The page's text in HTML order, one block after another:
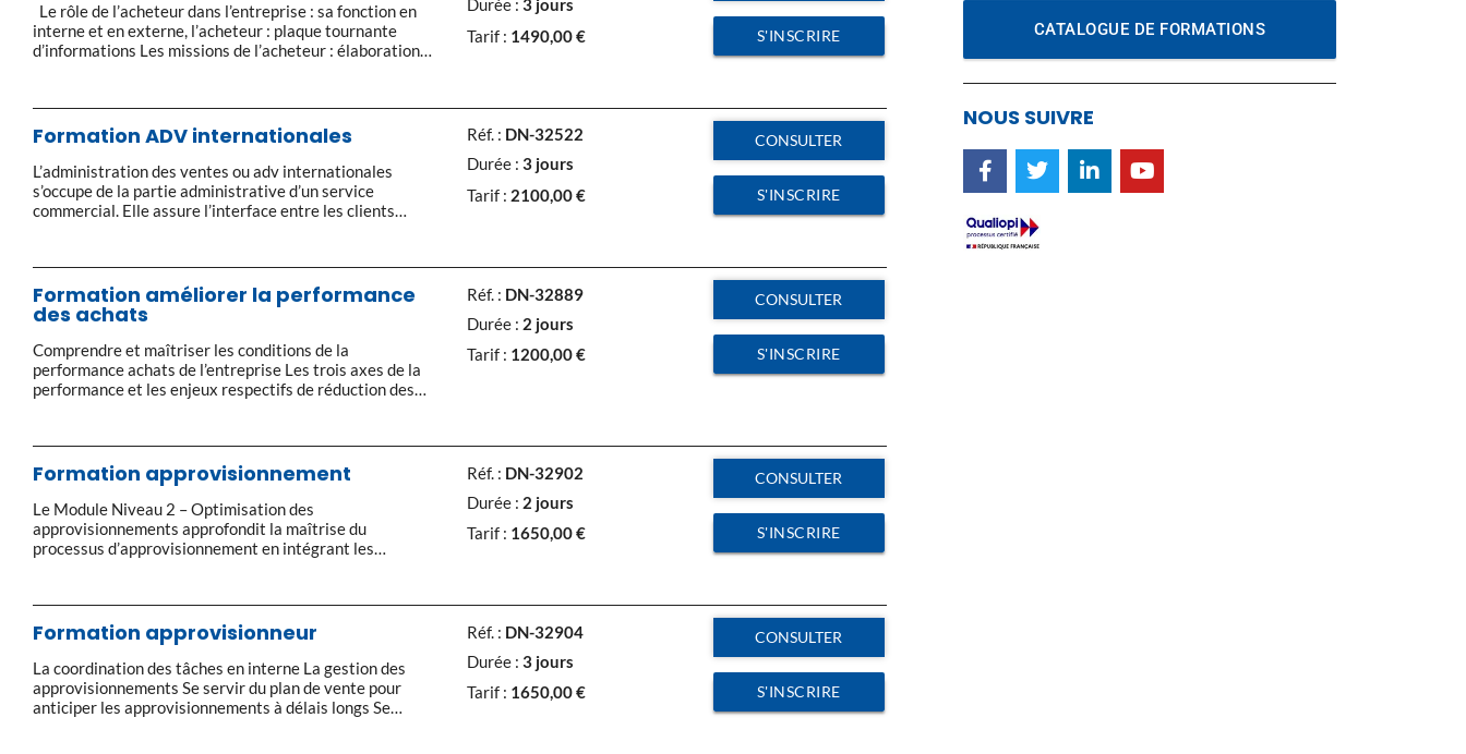
Le rôle de l’acheteur dans l’entreprise : sa fonction en
interne et en externe, l’acheteur : plaque tournante
d’informations Les missions de l’acheteur : élaboration
mondialisation, pratique du marketing achats : études
de marché et sources d’informations, segmentation
produits/fournisseurs, priorisation, marché de
référence, élaboration […]
Durée :3 jours
Tarif : 1490,00€ S'INSCRIRE
Formation ADV internationales
L’administration des ventes ou adv internationales
s’occupe de la partie administrative d’un service
commercial. Elle assure l’interface entre les clients
règlement), veille au suivi logistique et techniques des
ventes et à la bonne tenue des stocks. Les Incoterms :
que précisent […]
Réf. : DN-32522
Durée :3 jours
Tarif : 2100,00€
CONSULTER
S'INSCRIRE
Formation améliorer la performance
des achats
Comprendre et maîtriser les conditions de la
performance achats de l’entreprise Les trois axes de la
performance et les enjeux respectifs de réduction des
Quelles ressources humaines ? Les compétences clés
des acheteurs et des […]
Réf. : DN-32889
Durée : 2 jours
Tarif : 1200,00€
CONSULTER
S'INSCRIRE
Formation approvisionnement
Le Module Niveau 2 – Optimisation des
approvisionnements approfondit la maîtrise du
processus d’approvisionnement en intégrant les
Responsabilités et valeur ajoutée de l’approvisionneur
confirmé Missions, périmètre et indicateurs de
performance. Outils de pilotage opérationnel et
stratégique. 2. Maîtrise du processus
d’approvisionnement Analyse des données […]
Réf. : DN-32902
Durée : 2 jours
Tarif : 1650,00€
CONSULTER
S'INSCRIRE
Formation approvisionneur
La coordination des tâches en interne La gestion des
approvisionnements Se servir du plan de vente pour
anticiper les approvisionnements à délais longs Se
Réf. : DN-32904
Durée :3 jours
Tarif : 1650,00€
CONSULTER
S'INSCRIRE
CATALOGUE DE FORMATIONS
NOUS SUIVRE